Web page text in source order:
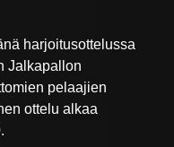
harjoitusottelussa
Jalkapallon
pelaajien
ottelu alkaa